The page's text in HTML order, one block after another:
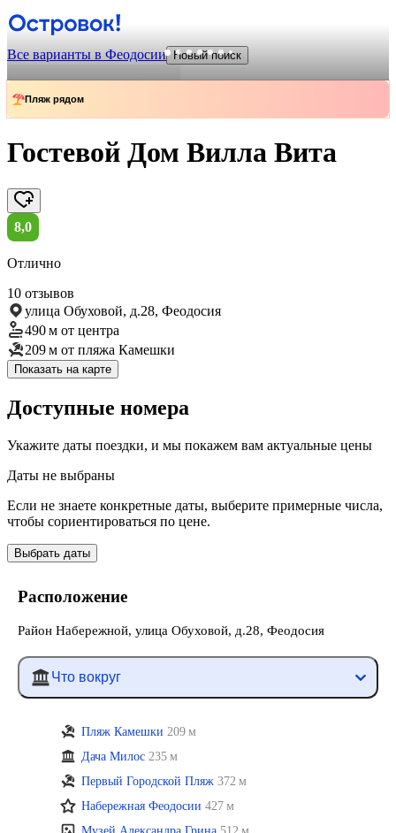
Все варианты в Феодосии Новый поиск
Пляж рядом
Гостевой Дом Вилла Вита
8,0
Отлично
10 отзывов
улица Обуховой, д.28, Феодосия
490 м от центра
209 м от пляжа Камешки
Показать на карте
Доступные номера
Укажите даты поездки, и мы покажем вам актуальные цены
Даты не выбраны
Если не знаете конкретные даты, выберите примерные числа,
чтобы сориентироваться по цене.
Выбрать даты
Расположение
Район Набережной, улица Обуховой, д.28, Феодосия
Что вокруг
Пляж Камешки 209 м
Дача Милос 235 м
Первый Городской Пляж 372 м
Набережная Феодосии 427 м